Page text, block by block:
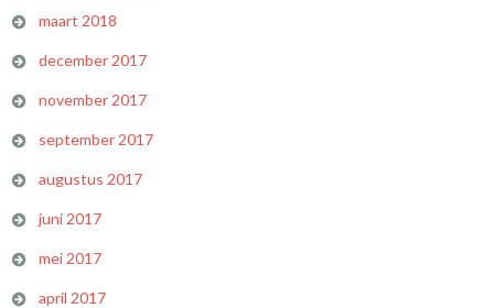
maart 2018
december 2017
november 2017
september 2017
augustus 2017
juni 2017
mei 2017
april 2017